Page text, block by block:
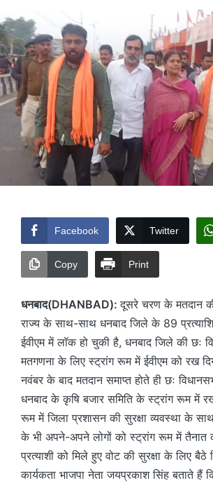
Facebook Twitter
Copy Print
धनबाद(DHANBAD):दूसरे चरण के मतदान
राज्य के साथ-साथ धनबाद जिले के 89
ईवीएम में लॉक हो चुकी है, धनबाद जिले की छः
मतगणना के लिए स्ट्रांग रूम में ईवीएम को रख
नवंबर के बाद मतदान समाप्त होते ही छः
धनबाद के कृषि बजार समिति के स्ट्रांग रूम में
रूम में जिला प्रशासन की सुरक्षा व्यवस्था के
के भी अपने-अपने लोगों को स्ट्रांग रूम में तैनात
प्रत्याशी को मिले हुए वोट की सुरक्षा के लिए
कार्यकता भाजपा नेता जयप्रकाश सिंह बताते हैं